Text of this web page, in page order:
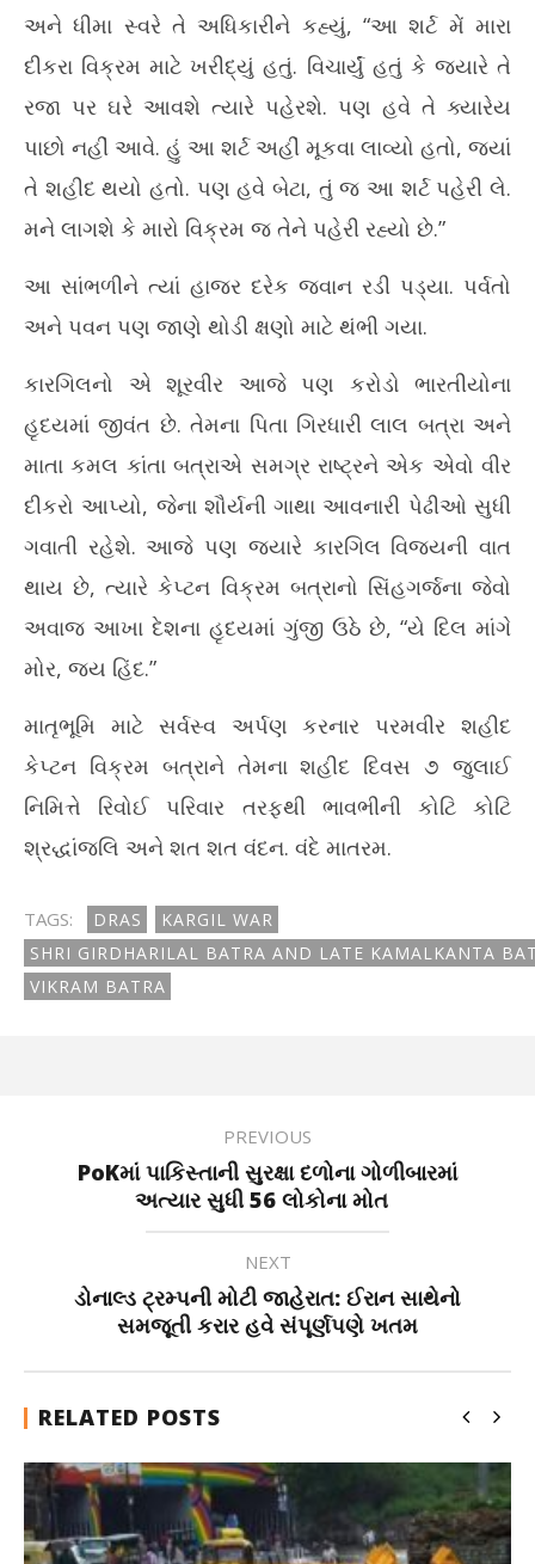
અને ધીમા સ્વરે તે અધિકારીને કહ્યું, “આ શર્ટ મેં મારા
દીકરા વિક્રમ માટે ખરીદ્યું હતું. વિચાર્યું હતું કે જ્યારે તે
રજા પર ઘરે આવશે ત્યારે પહેરશે. પણ હવે તે ક્યારેય
પાછો નહીં આવે. હું આ શર્ટ અહીં મૂકવા લાવ્યો હતો, જ્યાં
તે શહીદ થયો હતો. પણ હવે બેટા, તું જ આ શર્ટ પહેરી લે.
મને લાગશે કે મારો વિક્રમ જ તેને પહેરી રહ્યો છે.”
આ સાંભળીને ત્યાં હાજર દરેક જવાન રડી પડ્યા. પર્વતો
અને પવન પણ જાણે થોડી ક્ષણો માટે થંભી ગયા.
કારગિલનો એ શૂરવીર આજે પણ કરોડો ભારતીયોના
હૃદયમાં જીવંત છે. તેમના પિતા ગિરધારી લાલ બત્રા અને
માતા કમલ કાંતા બત્રાએ સમગ્ર રાષ્ટ્રને એક એવો વીર
દીકરો આપ્યો, જેના શૌર્યની ગાથા આવનારી પેઢીઓ સુધી
ગવાતી રહેશે. આજે પણ જ્યારે કારગિલ વિજયની વાત
થાય છે, ત્યારે કેપ્ટન વિક્રમ બત્રાનો સિંહગર્જના જેવો
અવાજ આખા દેશના હૃદયમાં ગુંજી ઉઠે છે, “યે દિલ માંગે
મોર, જય હિંદ.”
માતૃભૂમિ માટે સર્વસ્વ અર્પણ કરનાર પરમવીર શહીદ
કેપ્ટન વિક્રમ બત્રાને તેમના શહીદ દિવસ ૭ જુલાઈ
નિમિત્તે રિવોઈ પરિવાર તરફથી ભાવભીની કોટિ કોટિ
શ્રદ્ધાંજલિ અને શત શત વંદન. વંદે માતરમ.
TAGS: DRAS
KARGIL WAR
SHRI GIRDHARILAL BATRA AND LATE KAMALKANTA
VIKRAM BATRA
PREVIOUS
PoKમાં પાકિસ્તાની સુરક્ષા દળોના ગોળીબારમાં
અત્યાર સુધી 56 લોકોના મોત
NEXT
ડોનાલ્ડ ટ્રમ્પની મોટી જાહેરાત: ઈરાન સાથેનો
સમજૂતી કરાર હવે સંપૂર્ણપણે ખતમ
RELATED POSTS